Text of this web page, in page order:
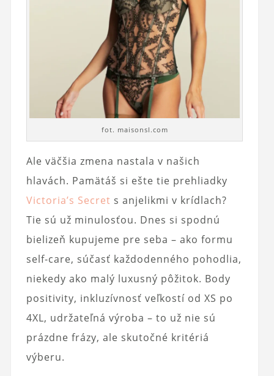
fot. maisonsl.com
Ale väčšia zmena nastala v našich
hlavách. Pamätáš si ešte tie prehliadky
Victoria’s Secret s anjelikmi v krídlach?
Tie sú už minulosťou. Dnes si spodnú
bielizeň kupujeme pre seba – ako formu
self-care, súčasť každodenného pohodlia,
niekedy ako malý luxusný pôžitok. Body
positivity, inkluzívnosť veľkostí od XS po
4XL, udržateľná výroba – to už nie sú
prázdne frázy, ale skutočné kritériá
výberu.